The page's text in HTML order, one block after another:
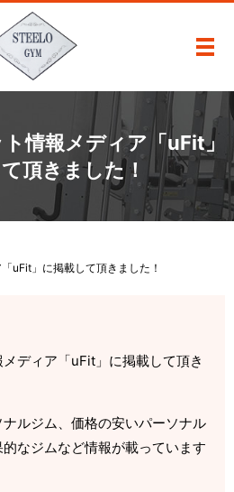
メ
情報メディア「uFit」
頂きました！
uFit」に掲載して頂きました！
ディア「uFit 」に掲載して頂き
ルジム、価格の安いパーソナル
なジムなど情報が載っています
い！